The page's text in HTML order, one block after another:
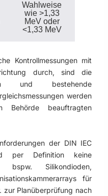
Wahlweise
wie >1,33
MeV oder
<1,33 MeV
Kontrollmessungen mit
durch, sind die
und bestehende
werden
Behörde beauftragten
der DIN IEC
per Definition keine
bspw. Silikondioden,
für
zur Planüberprüfung nach